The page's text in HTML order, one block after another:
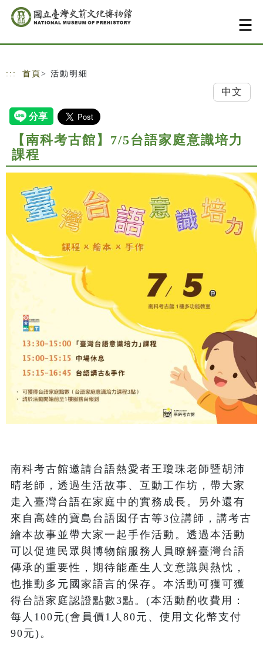
跳到主要內容
網站導覽
::: 首頁 > 活動明細
中文
【南科考古館】7/5台語家庭意識培力
課程
南科考古館邀請台語熱愛者王瓊珠老師暨胡沛
晴老師，透過生活故事、互動工作坊，帶大家
走入臺灣台語在家庭中的實務成長。另外還有
來自高雄的寶島台語囡仔古等3位講師，講考古
繪本故事並帶大家一起手作活動。透過本活動
可以促進民眾與博物館服務人員瞭解臺灣台語
傳承的重要性，期待能產生人文意識與熱忱，
也推動多元國家語言的保存。本活動可獲可獲
得台語家庭認證點數3點。(本活動酌收費用：
每人100元(會員價1人80元、使用文化幣支付
90元)。